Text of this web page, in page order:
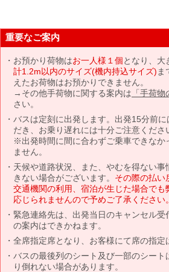
重要なご案内
お預かり荷物はお一人様１個となり、大
計1.2m以内のサイズ(機内持込サイズ) ま
えたお荷物はお預かりできません。
→その他手荷物に関する案内は 「手荷
さい。
バスは定刻に出発します。出発15分前
だき、お乗り遅れには十分ご注意くださ
※出発時間に間に合わずご乗車できなか
ません。
天候や道路状況、また、やむを得ない
きない場合がございます。 その際の払い
交通機関の利用、宿泊が生じた場合でも
応じられませんので予めご了承ください。
緊急連絡先は、出発当日のキャンセル
の案内はできかねます。
全席指定席となり、お客様にて席の指定
バスの最後列のシート及び一部のシート
り倒れない場合があります。